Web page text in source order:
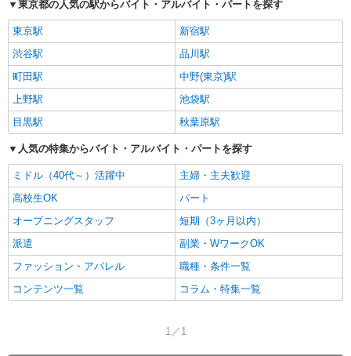
東京都の人気の駅からバイト・アルバイト・パートを探す
東京駅
新宿駅
渋谷駅
品川駅
町田駅
中野(東京)駅
上野駅
池袋駅
目黒駅
秋葉原駅
人気の特集からバイト・アルバイト・パートを探す
ミドル（40代～）活躍中
主婦・主夫歓迎
高校生OK
パート
オープニングスタッフ
短期（3ヶ月以内）
派遣
副業・WワークOK
ファッション・アパレル
職種・条件一覧
コンテンツ一覧
コラム・特集一覧
1／1